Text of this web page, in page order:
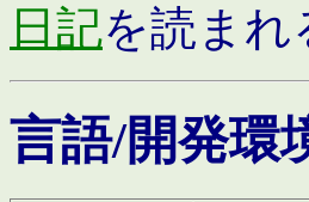
日記を読ま
言語/開発環